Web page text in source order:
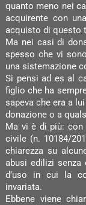
quanto meno nei
acquirente con
acquisto di questo
Ma nei casi di
spesso che vi
una sistemazione
Si pensi ad es al
figlio che ha
sapeva che era a
donazione o a
Ma vi è di più: con
civile (n. 10184/
chiarezza su
abusi edilizi
d’uso in cui la
invariata.
Ebbene viene